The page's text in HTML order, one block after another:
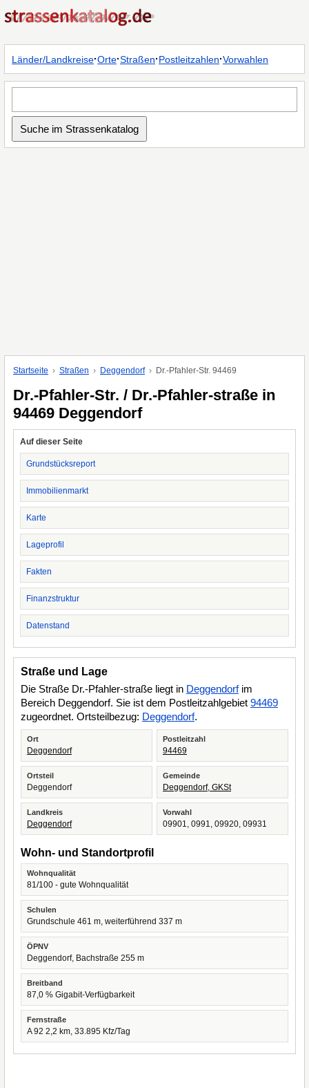
Länder/Landkreise·Orte·Straßen·Postleitzahlen·Vorwahlen
Startseite Straßen Deggendorf Dr.-Pfahler-Str. 94469
Dr.-Pfahler-Str. / Dr.-Pfahler-straße in
94469 Deggendorf
Auf dieser Seite
Grundstücksreport
Immobilienmarkt
Karte
Lageprofil
Fakten
Finanzstruktur
Datenstand
Straße und Lage
Die Straße Dr.-Pfahler-straße liegt in Deggendorfim
Bereich Deggendorf. Sie ist dem Postleitzahlgebiet 94469
zugeordnet. Ortsteilbezug: Deggendorf.
Ort
Deggendorf
Postleitzahl
94469
Ortsteil
Deggendorf
Gemeinde
Deggendorf, GKSt
Landkreis
Deggendorf
Vorwahl
09901, 0991, 09920, 09931
Wohn- und Standortprofil
Wohnqualität
81/100 - gute Wohnqualität
Schulen
Grundschule 461 m, weiterführend 337 m
ÖPNV
Deggendorf, Bachstraße 255 m
Breitband
87,0 % Gigabit-Verfügbarkeit
Fernstraße
A 92 2,2 km, 33.895 Kfz/Tag